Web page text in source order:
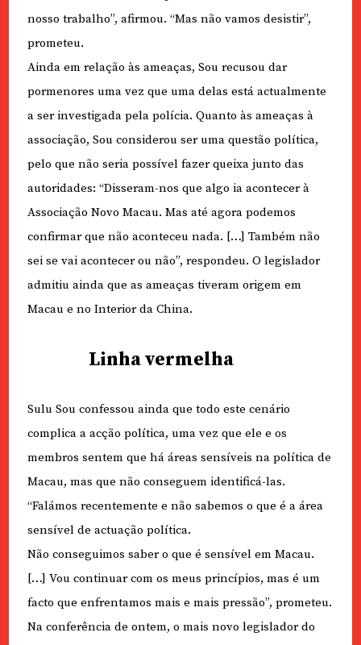
nosso trabalho”, afirmou. “Mas não vamos desistir”,
prometeu.
Ainda em relação às ameaças, Sou recusou dar
pormenores uma vez que uma delas está actualmente
a ser investigada pela polícia. Quanto às ameaças à
associação, Sou considerou ser uma questão política,
pelo que não seria possível fazer queixa junto das
autoridades: “Disseram-nos que algo ia acontecer à
Associação Novo Macau. Mas até agora podemos
confirmar que não aconteceu nada. […] Também não
sei se vai acontecer ou não”, respondeu. O legislador
admitiu ainda que as ameaças tiveram origem em
Macau e no Interior da China.
Linha vermelha
Sulu Sou confessou ainda que todo este cenário
complica a acção política, uma vez que ele e os
membros sentem que há áreas sensíveis na política de
Macau, mas que não conseguem identificá-las.
“Falámos recentemente e não sabemos o que é a área
sensível de actuação política.
Não conseguimos saber o que é sensível em Macau.
[…] Vou continuar com os meus princípios, mas é um
facto que enfrentamos mais e mais pressão”, prometeu.
Na conferência de ontem, o mais novo legislador do